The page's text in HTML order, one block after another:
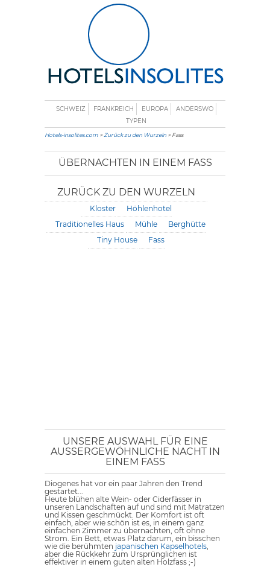
SCHWEIZ FRANKREICH EUROPA
ANDERSWO
TYPEN
Hotels-insolites.com >Zurück zu den Wurzeln > Fass
ÜBERNACHTEN IN EINEM FASS
ZURÜCK ZU DEN WURZELN
Kloster
Höhlenhotel
Traditionelles Haus
Mühle
Berghütte
Tiny House
Fass
UNSERE AUSWAHL FÜR EINE
AUSSERGEWÖHNLICHE NACHT IN E
INEM FASS
Diogenes hat vor ein paar Jahren den Trend
gestartet...
Heute blühen alte Wein- oder Ciderfässer in
unseren Landschaften auf und sind mit Matratzen
und Kissen geschmückt. Der Komfort ist oft
einfach, aber wie schön ist es, in einem ganz
einfachen Zimmer zu übernachten, oft ohne
Strom. Ein Bett, etwas Platz darum, ein bisschen
wie die berühmten japanischen Kapselhotels,
aber die Rückkehr zum Ursprünglichen ist
effektiver in einem guten alten Holzfass ;-)